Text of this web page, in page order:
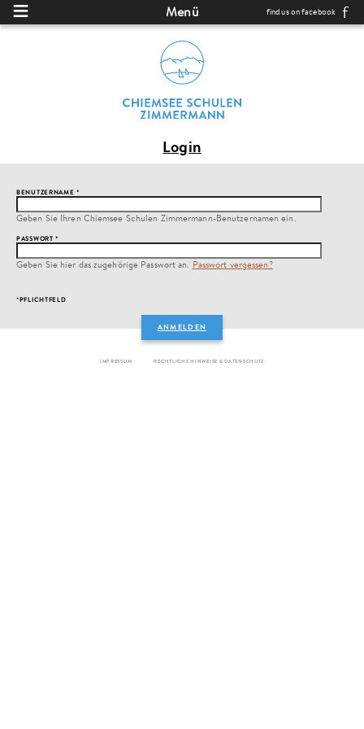
Direkt zum Inhalt
Menü find us on facebook
Login
BENUTZERNAME*
Geben Sie Ihren Chiemsee Schulen Zimmermann-Benutzernamen ein.
PASSWORT*
Geben Sie hier das zugehörige Passwort an. Passwort vergessen?
*PFLICHTFELD
IMPRESSUM RECHTLICHE HINWEISE & DATENSCHUTZ